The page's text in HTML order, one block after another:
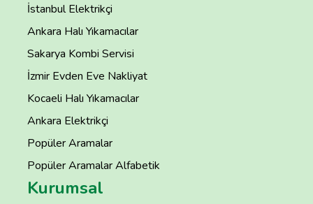
İstanbul Elektrikçi
Ankara Halı Yıkamacılar
Sakarya Kombi Servisi
İzmir Evden Eve Nakliyat
Kocaeli Halı Yıkamacılar
Ankara Elektrikçi
Popüler Aramalar
Popüler Aramalar Alfabetik
Kurumsal